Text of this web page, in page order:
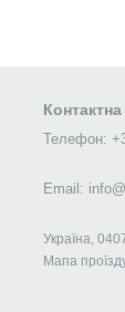
Телефон:
Email:
Україна,
Мапа